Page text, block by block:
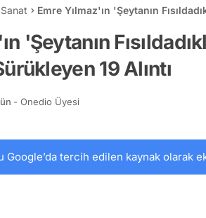
Sanat
Emre Yılmaz'ın 'Şeytanın
'Şeytanın
19 Alıntı
- Onedio Üyesi
Google’da tercih edilen kaynak olarak